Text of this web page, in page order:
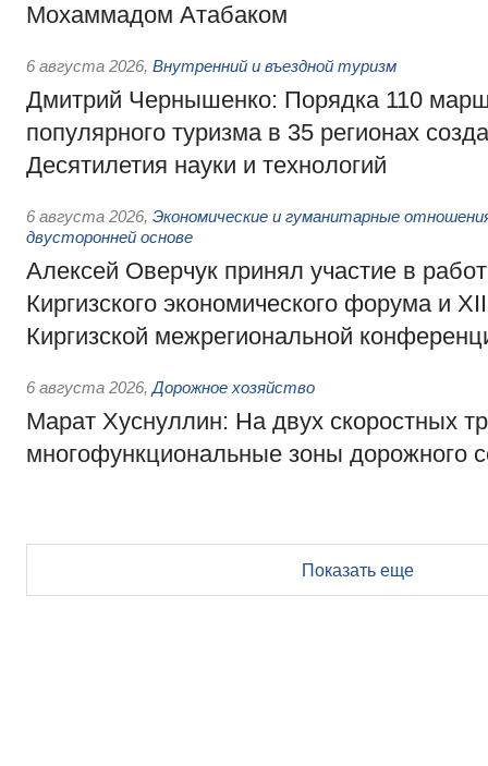
Мохаммадом Атабаком
6 августа 2026, Внутренний и въездной туризм
Дмитрий Чернышенко: Порядка 110
популярного туризма в 35 регионах
Десятилетия науки и технологий
6 августа 2026, Экономические и гуманитарные
двусторонней основе
Алексей Оверчук принял участие в
Киргизского экономического форума и
Киргизской межрегиональной
6 августа 2026, Дорожное хозяйство
Марат Хуснуллин: На двух скоростных
многофункциональные зоны дорожного
Показать еще